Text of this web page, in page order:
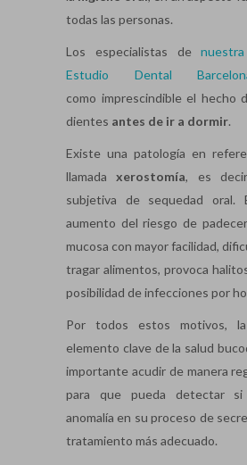
todas las personas.
Los especialistas de
Estudio Dental
como imprescindible el hecho
dientes antes de ir a dormir.
Existe una patología en
llamadaxerostomía, es
subjetiva de sequedad oral.
aumento del riesgo de
mucosa con mayor facilidad,
tragar alimentos, provoca
posibilidad de infecciones por
Por todos estos motivos,
elemento clave de la salud
importante acudir de manera
para que pueda detectar si
anomalía en su proceso de
tratamiento más adecuado.